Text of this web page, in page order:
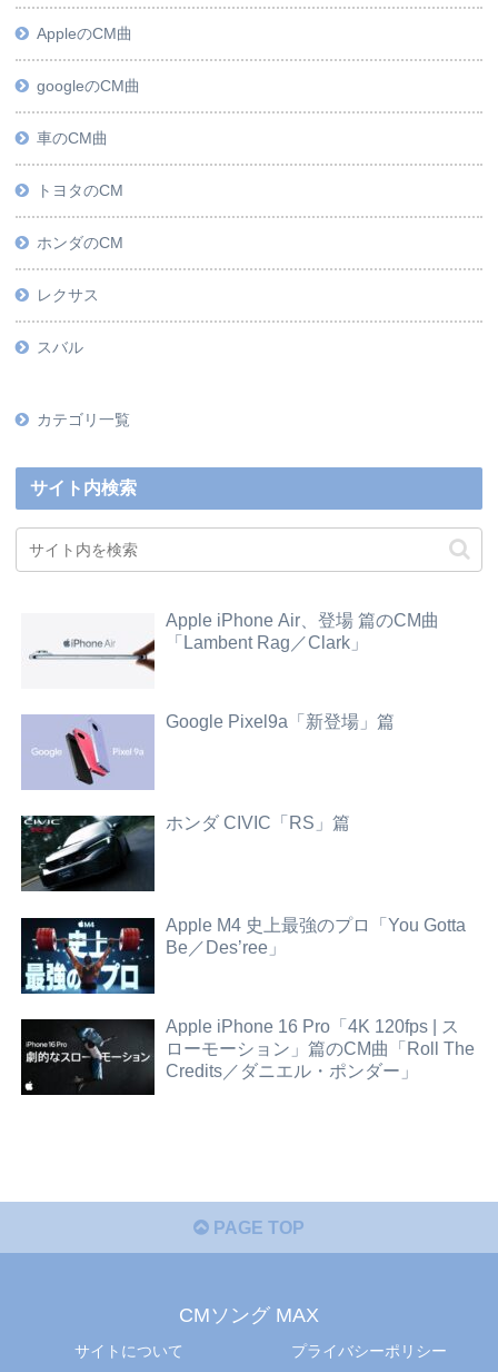
AppleのCM曲
googleのCM曲
車のCM曲
トヨタのCM
ホンダのCM
レクサス
スバル
カテゴリ一覧
サイト内検索
Apple iPhone Air、登場 篇のCM曲
「Lambent Rag／Clark」
Google Pixel9a「新登場」篇
ホンダ CIVIC「RS」篇
Apple M4 史上最強のプロ「You Gotta
Be／Des’ree」
Apple iPhone 16 Pro「4K 120fps | ス
ローモーション」篇のCM曲「Roll The
Credits／ダニエル・ポンダー」
PAGE TOP
CMソング MAX
サイトについて プライバシーポリシー